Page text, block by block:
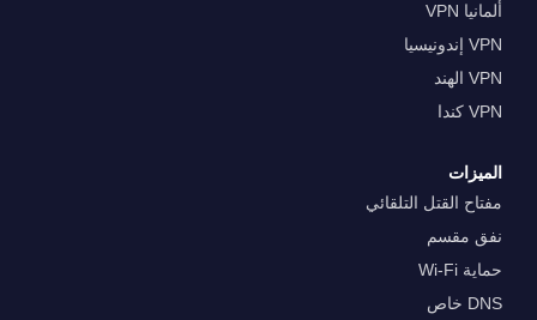
ألمانيا VPN
VPN إندونيسيا
VPN الهند
VPN كندا
الميزات
مفتاح القتل التلقائي
نفق مقسم
حماية Wi-Fi
DNS خاص